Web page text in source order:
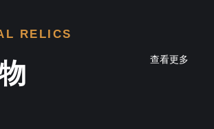
RELICS
查看更多